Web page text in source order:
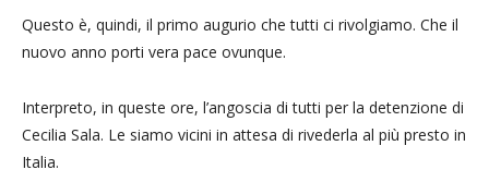
Questo è, quindi, il primo augurio che tutti ci rivolgiamo. Che il
nuovo anno porti vera pace ovunque.
Interpreto, in queste ore, l’angoscia di tutti per la detenzione di
Cecilia Sala. Le siamo vicini in attesa di rivederla al più presto in
Italia.